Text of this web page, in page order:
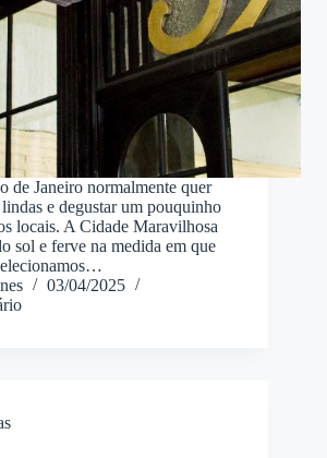
de Janeiro normalmente quer
e degustar um pouquinho
locais. A Cidade Maravilhosa
sol e ferve na medida em que
03/04/2025